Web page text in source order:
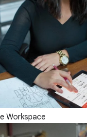
Workspace